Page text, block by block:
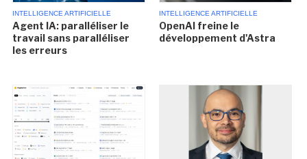
INTELLIGENCE ARTIFICIELLE
Agent IA: paralléliser le
travail sans paralléliser
les erreurs
INTELLIGENCE ARTIFICIELLE
OpenAI freine le
développement d'Astra